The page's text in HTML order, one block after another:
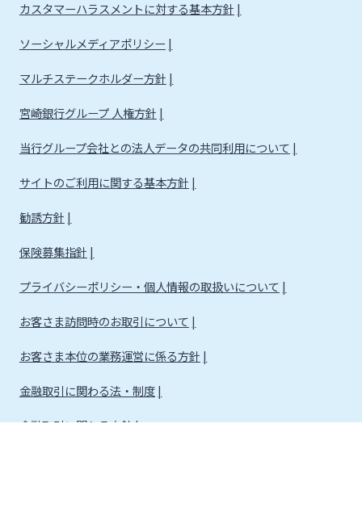
カスタマーハラスメントに対する基本方針
ソーシャルメディアポリシー
マルチステークホルダー方針
宮崎銀行グループ 人権方針
当行グループ会社との法人データの共同利用について
サイトのご利用に関する基本方針
勧誘方針
保険募集指針
プライバシーポリシー・個人情報の取扱いについて
お客さま訪問時のお取引について
お客さま本位の業務運営に係る方針
金融取引に関わる法・制度
金融取引に関わる方針